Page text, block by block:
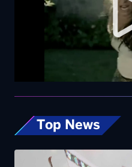
Top News